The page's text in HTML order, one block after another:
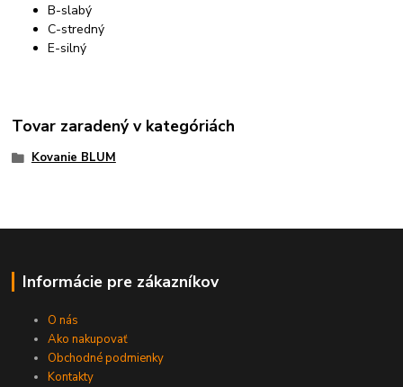
B-slabý
C-stredný
E-silný
Tovar zaradený v kategóriách
Kovanie BLUM
Informácie pre zákazníkov
O nás
Ako nakupovať
Obchodné podmienky
Kontakty